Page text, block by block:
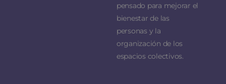
pensado para mejorar el
bienestar de las
personas y la
organización de los
espacios colectivos.